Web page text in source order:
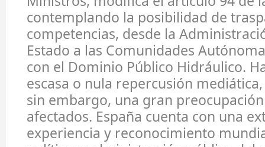
contemplando la posibilidad de
competencias, desde la
Estado a las Comunidades
con el Dominio Público Hidráulico.
escasa o nula repercusión
sin embargo, una gran
afectados. España cuenta con una
experiencia y reconocimiento